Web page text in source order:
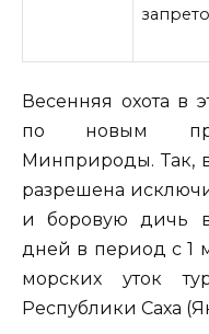
Весенняя охота в
по новым
Минприроды. Так,
разрешена
и боровую дичь
дней в период с 1
морских уток
Республики Саха